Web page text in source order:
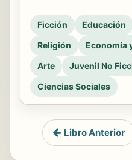
Ficción Educación
Religión
Economía
Arte
Juvenil No
Ciencias Sociales
Libro Anterior